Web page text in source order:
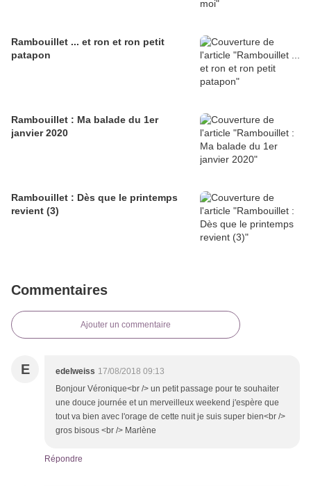
Rambouillet ... et ron et ron petit
patapon
Rambouillet : Ma balade du 1er
janvier 2020
Rambouillet : Dès que le printemps
revient (3)
Commentaires
Ajouter un commentaire
E edelweiss 17/08/2018 09:13
Bonjour Véronique<br /> un petit passage pour te souhaiter
une douce journée et un merveilleux weekend j'espère que
tout va bien avec l'orage de cette nuit je suis super bien<br />
gros bisous <br /> Marlène
Répondre